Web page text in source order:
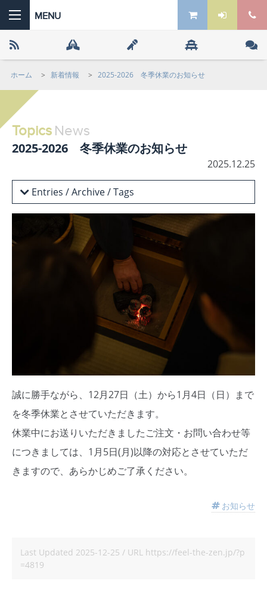
ZEN
ホーム > 新着情報 > 2025-2026 冬季休業のお知らせ
Topics News
2025-2026 冬季休業のお知らせ
2025.12.25
Entries / Archive / Tags
誠に勝手ながら、12月27日（土）から1月4日（日）まで
を冬季休業とさせていただきます。
休業中にお送りいただきましたご注文・お問い合わせ等
につきましては、1月5日(月)以降の対応とさせていただ
きますので、あらかじめご了承ください。
お知らせ
Last Updated 2025-12-25 / URL https://feel-the-zen.jp/?p
=4819